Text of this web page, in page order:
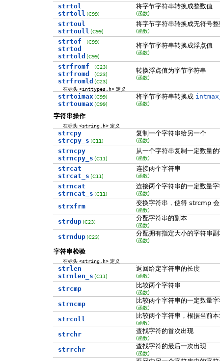
strtol
strtoll (C99)
将字节字符串转换成整数值
(函数)
strtoul
strtoull (C99)
将字节字符串转换成无符号
(函数)
strtof
strtod
strtold
(C99)
(C99)
将字节字符串转换成浮点值
(函数)
strfromf
strfromd
strfromld
(C23)
(C23)
(C23)
转换浮点值为字节字符串
(函数)
在标头<inttypes.h> 定义
strtoimax
strtoumax
(C99)
(C99)
将字节字符串转换成
(函数)
字符串操作
在标头<string.h> 定义
strcpy
strcpy_s (C11)
复制一个字符串给另一个
(函数)
strncpy
strncpy_s (C11)
从一个字符串复制一定数量
(函数)
strcat
strcat_s (C11)
连接两个字符串
(函数)
strncat
strncat_s (C11)
连接两个字符串的一定数量字
(函数)
strxfrm 变换字符串，使得 strcmp
(函数)
strdup (C23) 分配字符串的副本
(函数)
strndup (C23) 分配拥有指定大小的字符串副
(函数)
字符串检验
在标头<string.h> 定义
strlen
strnlen_s (C11)
返回给定字符串的长度
(函数)
strcmp 比较两个字符串
(函数)
strncmp 比较两个字符串的一定数量
(函数)
strcoll 比较两个字符串，根据当前
(函数)
strchr 查找字符的首次出现
(函数)
strrchr 查找字符的最后一次出现
(函数)